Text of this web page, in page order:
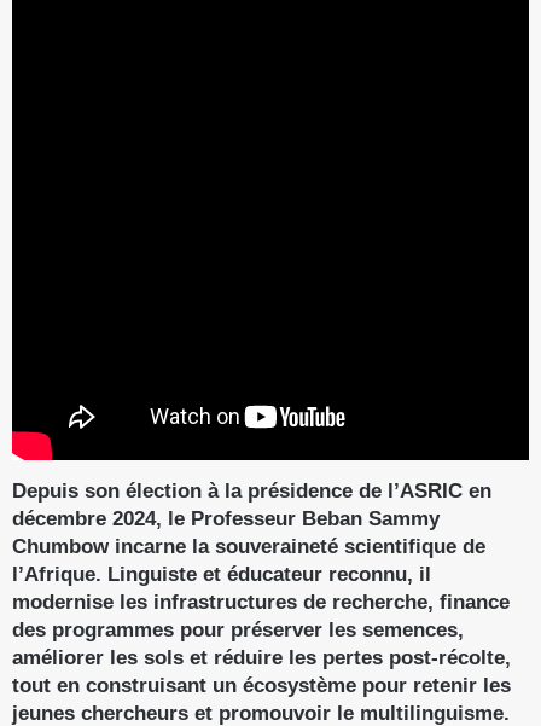
Depuis son élection à la présidence de l’ASRIC en
décembre 2024, le Professeur Beban Sammy
Chumbow incarne la souveraineté scientifique de
l’Afrique. Linguiste et éducateur reconnu, il
modernise les infrastructures de recherche, finance
des programmes pour préserver les semences,
améliorer les sols et réduire les pertes post-récolte,
tout en construisant un écosystème pour retenir les
jeunes chercheurs et promouvoir le multilinguisme.